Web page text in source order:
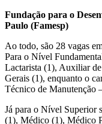
Fundação para o
Paulo (Famesp)
Ao todo, são 28 vagas
Para o Nível
Lactarista (1), Auxiliar
Gerais (1), enquanto o
Técnico de Manutenção
Já para o Nível Superior
(1), Médico (1), Médico